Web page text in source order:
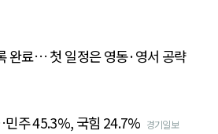
완료… 첫 일정은 영동·영서 공략
주 45.3%, 국힘 24.7% 경기일보